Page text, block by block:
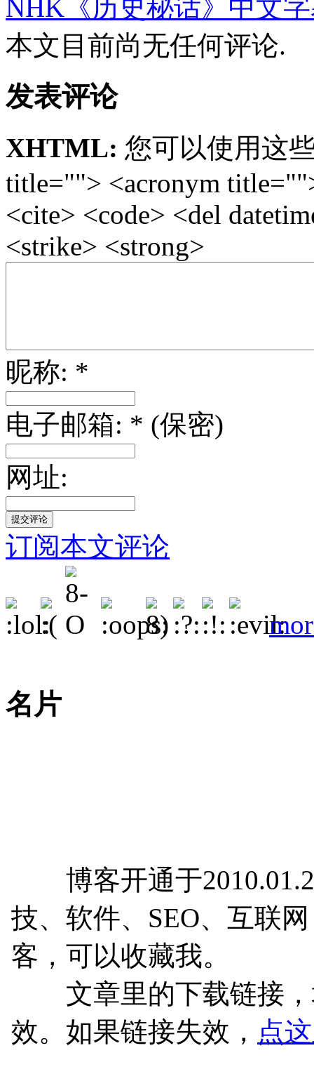
NHK《历史秘话》中文
本文目前尚无任何评论.
发表评论
XHTML: 您可以使用这
title=""> <acronym
<cite> <code> <del
<strike> <strong>
昵称: *
电子邮箱: * (保密)
网址:
订阅本文评论
名片
博客开通于
技、软件、SEO、互联
客，可以收藏我。
文章里的下载链接，
效。如果链接失效， 点